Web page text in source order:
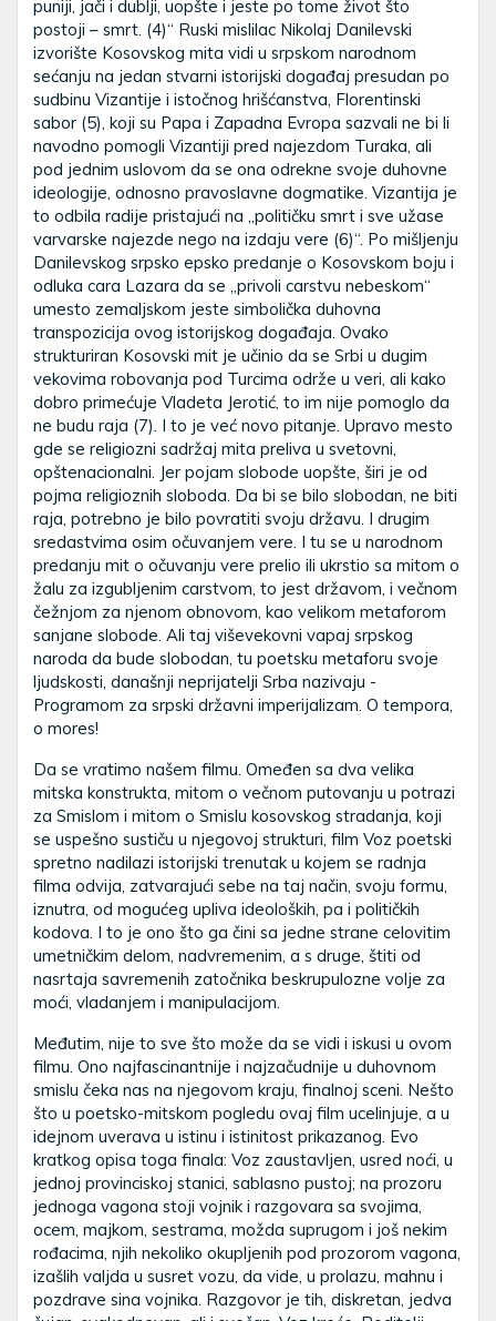
puniji, jači i dublji, uopšte i jeste po tome život što
postoji – smrt. (4)“ Ruski mislilac Nikolaj Danilevski
izvorište Kosovskog mita vidi u srpskom narodnom
sećanju na jedan stvarni istorijski događaj presudan po
sudbinu Vizantije i istočnog hrišćanstva, Florentinski
sabor (5), koji su Papa i Zapadna Evropa sazvali ne bi li
navodno pomogli Vizantiji pred najezdom Turaka, ali
pod jednim uslovom da se ona odrekne svoje duhovne
ideologije, odnosno pravoslavne dogmatike. Vizantija je
to odbila radije pristajući na „političku smrt i sve užase
varvarske najezde nego na izdaju vere (6)“. Po mišljenju
Danilevskog srpsko epsko predanje o Kosovskom boju i
odluka cara Lazara da se „privoli carstvu nebeskom“
umesto zemaljskom jeste simbolička duhovna
transpozicija ovog istorijskog događaja. Ovako
strukturiran Kosovski mit je učinio da se Srbi u dugim
vekovima robovanja pod Turcima održe u veri, ali kako
dobro primećuje Vladeta Jerotić, to im nije pomoglo da
ne budu raja (7). I to je već novo pitanje. Upravo mesto
gde se religiozni sadržaj mita preliva u svetovni,
opštenacionalni. Jer pojam slobode uopšte, širi je od
pojma religioznih sloboda. Da bi se bilo slobodan, ne biti
raja, potrebno je bilo povratiti svoju državu. I drugim
sredastvima osim očuvanjem vere. I tu se u narodnom
predanju mit o očuvanju vere prelio ili ukrstio sa mitom o
žalu za izgubljenim carstvom, to jest državom, i večnom
čežnjom za njenom obnovom, kao velikom metaforom
sanjane slobode. Ali taj viševekovni vapaj srpskog
naroda da bude slobodan, tu poetsku metaforu svoje
ljudskosti, današnji neprijatelji Srba nazivaju -
Programom za srpski državni imperijalizam. O tempora,
o mores!
Da se vratimo našem filmu. Omeđen sa dva velika
mitska konstrukta, mitom o večnom putovanju u potrazi
za Smislom i mitom o Smislu kosovskog stradanja, koji
se uspešno sustiču u njegovoj strukturi, film Voz poetski
spretno nadilazi istorijski trenutak u kojem se radnja
filma odvija, zatvarajući sebe na taj način, svoju formu,
iznutra, od mogućeg upliva ideoloških, pa i političkih
kodova. I to je ono što ga čini sa jedne strane celovitim
umetničkim delom, nadvremenim, a s druge, štiti od
nasrtaja savremenih zatočnika beskrupulozne volje za
moći, vladanjem i manipulacijom.
Međutim, nije to sve što može da se vidi i iskusi u ovom
filmu. Ono najfascinantnije i najzačudnije u duhovnom
smislu čeka nas na njegovom kraju, finalnoj sceni. Nešto
što u poetsko-mitskom pogledu ovaj film ucelinjuje, a u
idejnom uverava u istinu i istinitost prikazanog. Evo
kratkog opisa toga finala: Voz zaustavljen, usred noći, u
jednoj provinciskoj stanici, sablasno pustoj; na prozoru
jednoga vagona stoji vojnik i razgovara sa svojima,
ocem, majkom, sestrama, možda suprugom i još nekim
rođacima, njih nekoliko okupljenih pod prozorom vagona,
izašlih valjda u susret vozu, da vide, u prolazu, mahnu i
pozdrave sina vojnika. Razgovor je tih, diskretan, jedva